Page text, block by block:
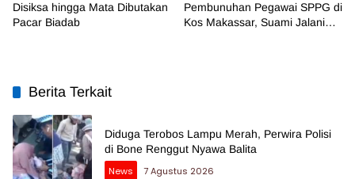
Disiksa hingga Mata Dibutakan
Pacar Biadab
Pembunuhan Pegawai SPPG di
Kos Makassar, Suami Jalani
Berita Terkait
Diduga Terobos Lampu Merah, Perwira Polisi
di Bone Renggut Nyawa Balita
News
7 Agustus 2026